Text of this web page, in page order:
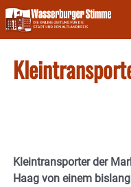
Skip
to
content
Kleintransporter der
Haag von einem